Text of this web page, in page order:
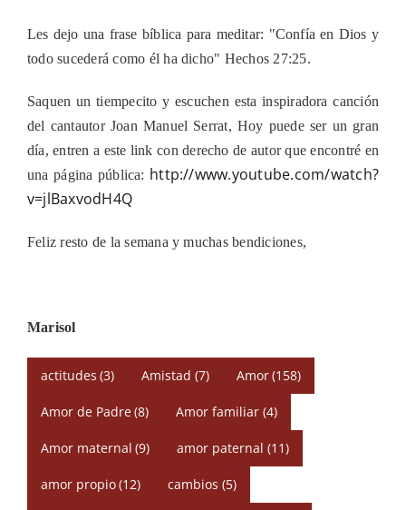
Les dejo una frase bíblica para meditar: "Confía en Dios y
todo sucederá como él ha dicho" Hechos 27:25.
Saquen un tiempecito y escuchen esta inspiradora canción
del cantautor Joan Manuel Serrat, Hoy puede ser un gran
día, entren a este link con derecho de autor que encontré en
una página pública: http://www.youtube.com/watch?
v=jlBaxvodH4Q
Feliz resto de la semana y muchas bendiciones,
Marisol
actitudes (3) Amistad (7) Amor(158)
Amor de Padre(8) Amor familiar (4)
Amor maternal (9) amor paternal (11)
amor propio(12) cambios (5)